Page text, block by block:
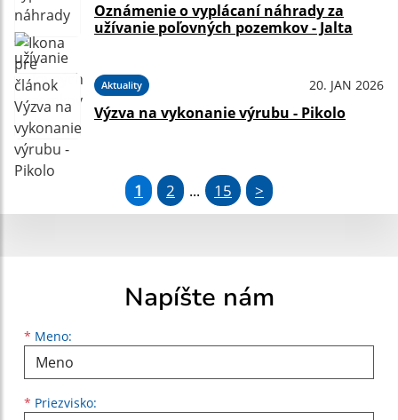
Oznámenie o vyplácaní náhrady za
užívanie poľovných pozemkov - Jalta
Aktuality 20. JAN 2026
Výzva na vykonanie výrubu - Pikolo
1 2 ... 15 >
Napíšte nám
* Meno:
Meno
* Priezvisko:
Priezvisko
E-mailová adresa